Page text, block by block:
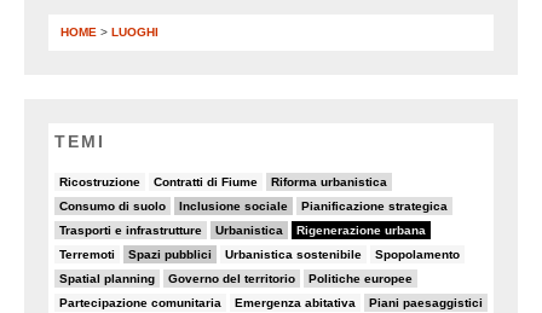
HOME > LUOGHI
TEMI
Ricostruzione
6/82 Contratti di Fiume
5/82 Riforma urbanistica
20/82
Consumo di suolo
19/82 Inclusione sociale
26/82 Pianificazione strategica
11/82
Trasporti e infrastrutture
15/82 Urbanistica
26/82 Rigenerazione urbana
82/82
Terremoti
8/82 Spazi pubblici
32/82 Urbanistica sostenibile
6/82 Spopolamento
6/82
Spatial planning
9/82 Governo del territorio
19/82 Politiche europee
11/82
Partecipazione comunitaria
7/82 Emergenza abitativa
7/82 Piani paesaggistici
10/82